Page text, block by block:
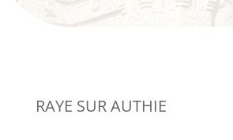
RAYE SUR AUTHIE